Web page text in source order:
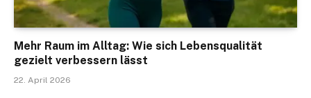
Mehr Raum im Alltag: Wie sich Lebensqualität
gezielt verbessern lässt
22. April 2026